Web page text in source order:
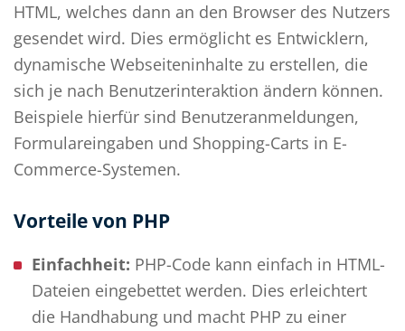
HTML, welches dann an den Browser des Nutzers
gesendet wird. Dies ermöglicht es Entwicklern,
dynamische Webseiteninhalte zu erstellen, die
sich je nach Benutzerinteraktion ändern können.
Beispiele hierfür sind Benutzeranmeldungen,
Formulareingaben und Shopping-Carts in E-
Commerce-Systemen.
Vorteile von PHP
Einfachheit: PHP-Code kann einfach in HTML-
Dateien eingebettet werden. Dies erleichtert
die Handhabung und macht PHP zu einer